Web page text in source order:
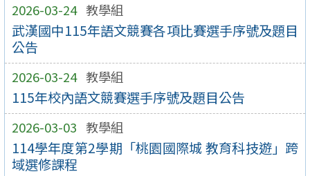
2026-03-24 教學組
武漢國中115年語文競賽各項比賽選手序號及題目
公告
2026-03-24 教學組
115年校內語文競賽選手序號及題目公告
2026-03-03 教學組
114學年度第2學期「桃園國際城 教育科技遊」跨
域選修課程